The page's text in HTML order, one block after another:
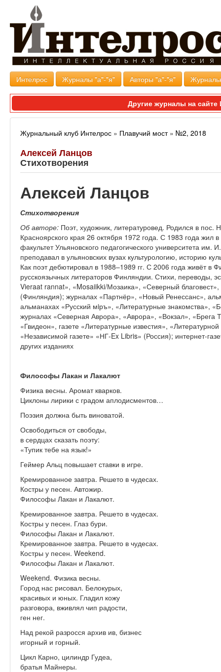
Интелрос Журналы "а"-"я" Авторы "а"-"я"
Другие журналы на
Журнальный клуб Интелрос » Плавучий мост» №2, 2018
Алексей Ланцов
Стихотворения
Алексей Ланцов
Стихотворения
Об авторе: Поэт, художник, литературовед. Родился в
Красноярского края 26 октября 1972 года. С 1983 года жил
факультет Ульяновского педагогического университета
преподавал в ульяновских вузах культурологию, историю
Как поэт дебютировал в 1988–1989 гг. С 2006 года живёт
русскоязычных литераторов Финляндии. Стихи, переводы,
Vieraat rannat», «Mosaiikki/Мозаика», «Северный
(Финляндия); журналах «Партнёр», «Новый Ренессанс»,
альманахах «Русский мiръ», «Литературные знакомства»,
журналах «Северная Аврора», «Аврора», «Вокзал», «Брега
«Гвидеон», газете «Литературные известия»,
«Независимой газете» «НГ-Ex Libris» (Россия); интернет-
других изданиях
Философы Лакан и Лакалют
Физика весны. Аромат кварков.
Циклоны лирики с градом аплодисментов…
Поэзия должна быть виноватой.
Освободиться от свободы,
в сердцах сказать поэту:
«Тупик тебе на язык!»
Геймер Альц повышает ставки в игре.
Кремированное завтра. Решето в чудесах.
Костры у песен. Автожир.
Философы Лакан и Лакалют.
Кремированное завтра. Решето в чудесах.
Костры у песен. Глаз бури.
Философы Лакан и Лакалют.
Кремированное завтра. Решето в чудесах.
Костры у песен. Weekend.
Философы Лакан и Лакалют.
Weekend. Физика весны.
Город нас рисовал. Белокурых,
красивых и юных. Гладил кожу
разговора, вживлял чип радости,
ген нег.
Над рекой разросся архив ив, бизнес
игорный и горный.
Цикл Карно, цилиндр Гудеа,
братья Майнеры.